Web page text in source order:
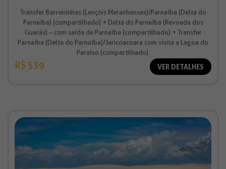
Transfer Barreirinhas (Lençóis Maranhenses)/Parnaíba (Delta do
Parnaíba) (compartilhado) + Delta do Parnaíba (Revoada dos
Guarás) – com saída de Parnaíba (compartilhado) + Transfer
Parnaíba (Delta do Parnaíba)/Jericoacoara com visita a Lagoa do
Paraíso (compartilhado).
R$ 539 VER DETALHES